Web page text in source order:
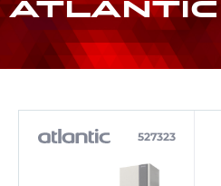
ATLANTIC
527323